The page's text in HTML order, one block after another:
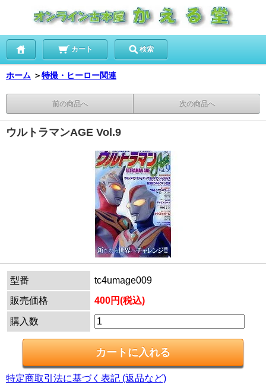
カート 検索
ホーム ＞特撮・ヒーロー関連
前の商品へ 次の商品へ
ウルトラマンAGE Vol.9
型番
tc4umage009
販売価格
400円(税込)
購入数
特定商取引法に基づく表記 (返品など)